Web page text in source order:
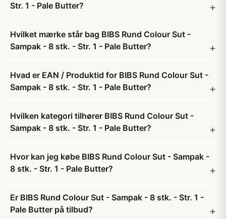
Str. 1 - Pale Butter?
Hvilket mærke står bag BIBS Rund Colour Sut -
Sampak - 8 stk. - Str. 1 - Pale Butter?
Hvad er EAN / Produktid for BIBS Rund Colour Sut -
Sampak - 8 stk. - Str. 1 - Pale Butter?
Hvilken kategori tilhører BIBS Rund Colour Sut -
Sampak - 8 stk. - Str. 1 - Pale Butter?
Hvor kan jeg købe BIBS Rund Colour Sut - Sampak -
8 stk. - Str. 1 - Pale Butter?
Er BIBS Rund Colour Sut - Sampak - 8 stk. - Str. 1 -
Pale Butter på tilbud?